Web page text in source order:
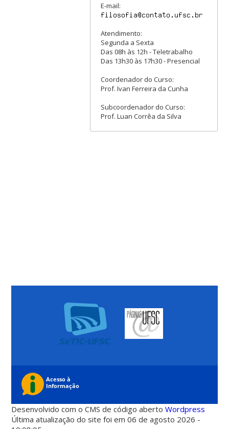
E-mail:
Atendimento:
Segunda a Sexta
Das 08h às 12h - Teletrabalho
Das 13h30 às 17h30 - Presencial
Coordenador do Curso:
Prof. Ivan Ferreira da Cunha
Subcoordenador do Curso:
Prof. Luan Corrêa da Silva
Desenvolvido com o CMS de código abertoWordpress
Última atualização do site foi em 06 de agosto 2026 -